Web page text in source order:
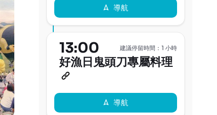
導航
13:00
好漁日鬼頭刀專屬料理
建議停留時間：1 小時
導航